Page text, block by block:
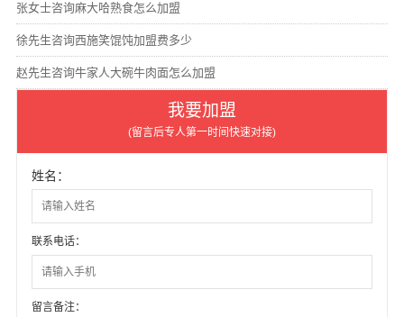
张女士咨询麻大哈熟食怎么加盟
徐先生咨询西施笑馄饨加盟费多少
赵先生咨询牛家人大碗牛肉面怎么加盟
我要加盟
(留言后专人第一时间快速对接)
姓名：
联系电话：
留言备注：